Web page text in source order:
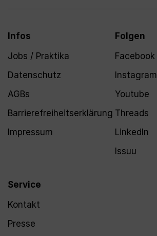
Infos
Jobs / Praktika
Datenschutz
AGBs
Barrierefreiheitserklärung
Impressum
Service
Kontakt
Presse
Folgen
Facebook
Instagram
Youtube
Threads
LinkedIn
Issuu